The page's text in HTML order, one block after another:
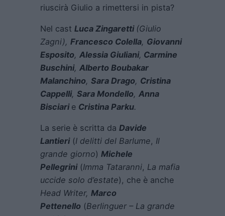
riuscirà Giulio a rimettersi in pista?
Nel cast Luca Zingaretti (Giulio
Zagni), Francesco Colella, Giovanni
Esposito, Alessia Giuliani, Carmine
Buschini, Alberto Boubakar
Malanchino, Sara Drago, Cristina
Cappelli, Sara Mondello, Anna
Bisciari e Cristina Parku.
La serie è scritta da Davide
Lantieri(I delitti del Barlume, Il
grande giorno) Michele
Pellegrini(Imma Tataranni, La mafia
uccide solo d’estate), che è anche
Head Writer, Marco
Pettenello (Berlinguer – La grande